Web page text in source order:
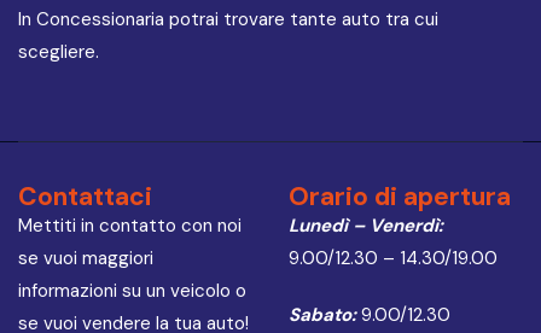
In Concessionaria potrai trovare tante auto tra cui
scegliere.
Contattaci
Mettiti in contatto con noi
se vuoi maggiori
informazioni su un veicolo o
se vuoi vendere la tua auto!
Orario di apertura
Lunedì – Venerdì:
9.00/12.30 – 14.30/19.00
Sabato:9.00/12.30